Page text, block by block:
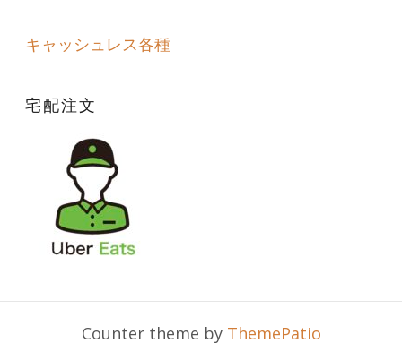
キャッシュレス各種
宅配注文
Counter theme by ThemePatio